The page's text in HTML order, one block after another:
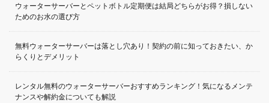
ウォーターサーバーとペットボトル定期便は結局どちらがお得？損しない
ためのお水の選び方
無料ウォーターサーバーは落とし穴あり！契約の前に知っておきたい、か
らくりとデメリット
レンタル無料のウォーターサーバーおすすめランキング！気になるメンテ
ナンスや解約金についても解説